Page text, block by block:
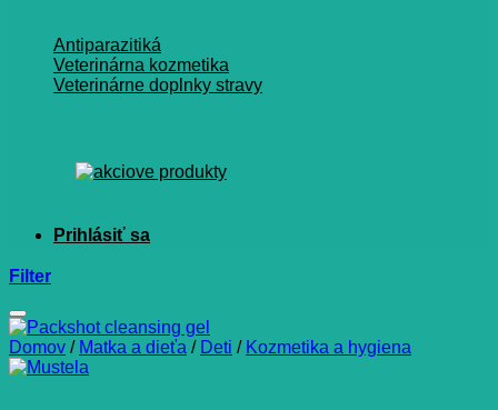
Antiparazitiká
Veterinárna kozmetika
Veterinárne doplnky stravy
Filter
Domov / Matka a dieťa / Deti / Kozmetika a hygiena